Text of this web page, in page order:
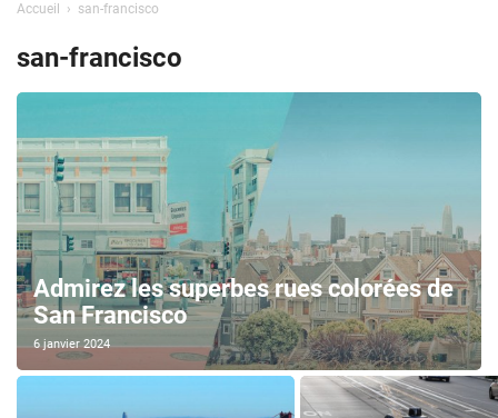
Accueil san-francisco
san-francisco
Admirez les superbes rues colorées de
San Francisco
6 janvier 2024